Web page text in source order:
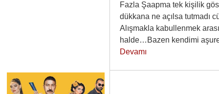
Fazla Şaapma tek kişilik
dükkana ne açılsa tutmadı
Alışmakla kabullenmek
halde…Bazen kendimi
Devamı